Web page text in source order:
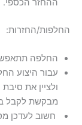
ההחזר הכספי.
החלפה תתאפשר עד 14 ימים ממועד
ולציין את
מבקשת לקבל
חשוב לעדכן